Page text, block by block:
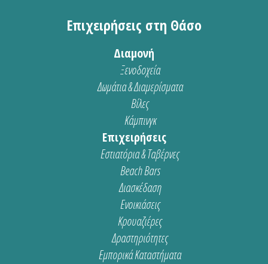
Επιχειρήσεις στη Θάσο
Διαμονή
Ξενοδοχεία
Δωμάτια & Διαμερίσματα
Βίλες
Κάμπινγκ
Επιχειρήσεις
Εστιατόρια & Ταβέρνες
Beach Bars
Διασκέδαση
Ενοικιάσεις
Κρουαζιέρες
Δραστηριότητες
Εμπορικά Καταστήματα